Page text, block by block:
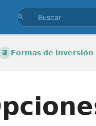
𝗙𝗼𝗿𝗺𝗮𝘀 𝗱𝗲 𝗶𝗻𝘃𝗲𝗿𝘀𝗶𝗼́𝗻